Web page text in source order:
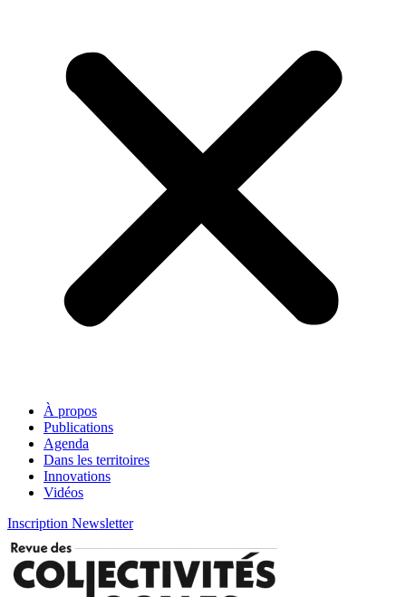
À propos
Publications
Agenda
Dans les territoires
Innovations
Vidéos
Inscription Newsletter